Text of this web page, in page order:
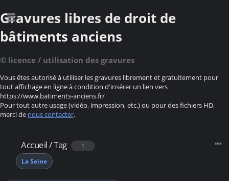
Gravures libres de droit de
bâtiments anciens
© licence / utilisation des gravures
Vous êtes autorisé à utiliser les gravures librement et gratuitement pour
tout affichage en ligne à condition d'insérer un lien vers
https://www.batiments-anciens.fr/
Pour tout autre usage (vidéo, impression, etc.) ou pour des fichiers HD,
merci de nous contacter.
Accueil/Tag
1
La Seine